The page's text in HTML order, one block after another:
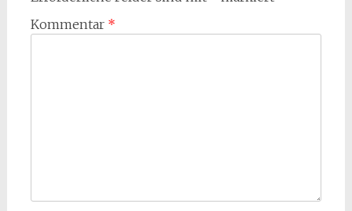
Kommentar *